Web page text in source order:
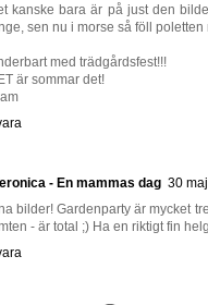
kanske bara är på just den
sen nu i morse så föll poletten
med trädgårdsfest!!!
är sommar det!
- En mammas dag 30
bilder! Gardenparty är mycket
- är total ;) Ha en riktigt fin